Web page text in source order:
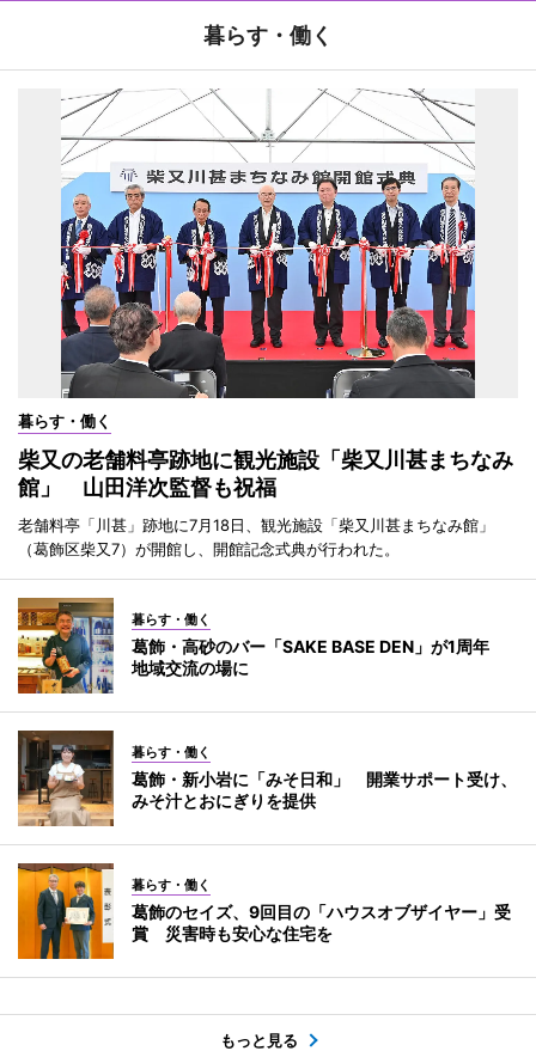
暮らす・働く
暮らす・働く
柴又の老舗料亭跡地に観光施設「柴又川甚まちなみ
館」 山田洋次監督も祝福
老舗料亭「川甚」跡地に7月18日、観光施設「柴又川甚まちなみ館」
（葛飾区柴又7）が開館し、開館記念式典が行われた。
暮らす・働く
葛飾・高砂のバー「SAKE BASE DEN」が1周年
地域交流の場に
暮らす・働く
葛飾・新小岩に「みそ日和」 開業サポート受け、
みそ汁とおにぎりを提供
暮らす・働く
葛飾のセイズ、9回目の「ハウスオブザイヤー」受
賞 災害時も安心な住宅を
もっと見る